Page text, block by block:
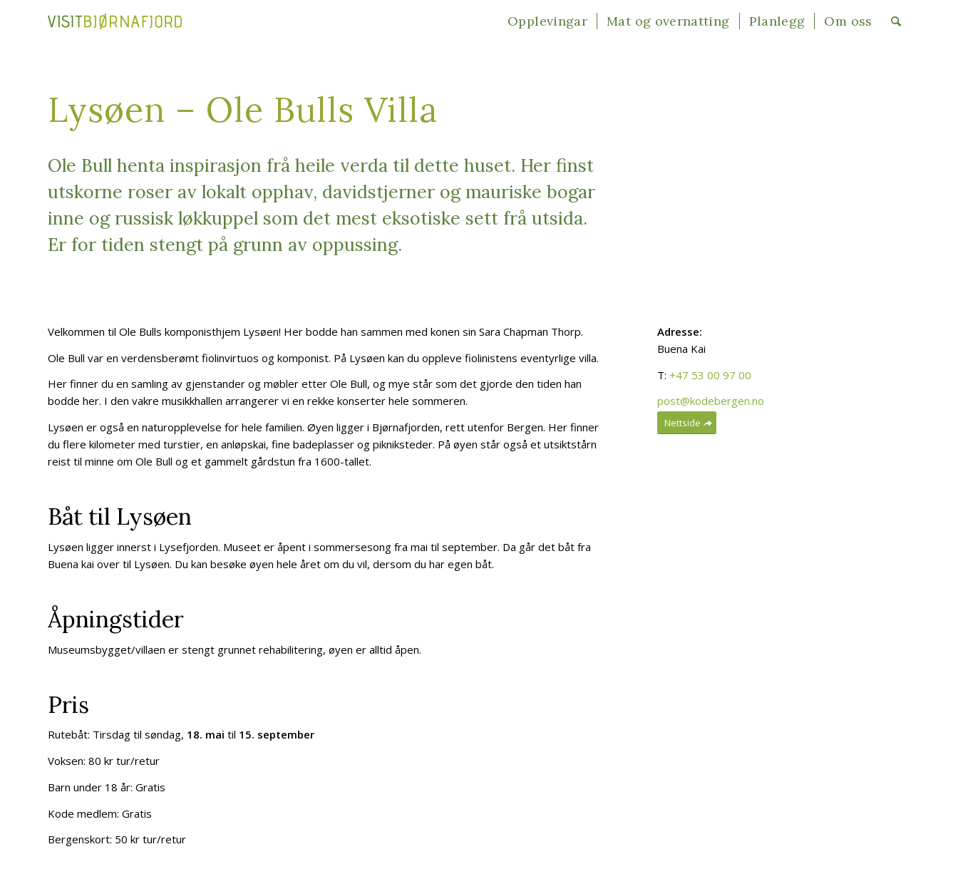
Opplevingar Mat og overnatting Planlegg Om oss
Lysøen – Ole Bulls Villa
Ole Bull henta inspirasjon frå heile verda til dette huset. Her finst
utskorne roser av lokalt opphav, davidstjerner og mauriske bogar
inne og russisk løkkuppel som det mest eksotiske sett frå utsida.
Er for tiden stengt på grunn av oppussing.
Velkommen til Ole Bulls komponisthjem Lysøen! Her bodde han sammen med konen sin Sara Chapman Thorp.
Ole Bull var en verdensberømt fiolinvirtuos og komponist. På Lysøen kan du oppleve fiolinistens eventyrlige villa.
Her finner du en samling av gjenstander og møbler etter Ole Bull, og mye står som det gjorde den tiden han
bodde her. I den vakre musikkhallen arrangerer vi en rekke konserter hele sommeren.
Lysøen er også en naturopplevelse for hele familien. Øyen ligger i Bjørnafjorden, rett utenfor Bergen. Her finner
du flere kilometer med turstier, en anløpskai, fine badeplasser og pikniksteder. På øyen står også et utsiktstårn
reist til minne om Ole Bull og et gammelt gårdstun fra 1600-tallet.
Båt til Lysøen
Lysøen ligger innerst i Lysefjorden. Museet er åpent i sommersesong fra mai til september. Da går det båt fra
Buena kai over til Lysøen. Du kan besøke øyen hele året om du vil, dersom du har egen båt.
Åpningstider
Museumsbygget/villaen er stengt grunnet rehabilitering, øyen er alltid åpen.
Pris
Rutebåt: Tirsdag til søndag, 18. mai til 15. september
Voksen: 80 kr tur/retur
Barn under 18 år: Gratis
Kode medlem: Gratis
Bergenskort: 50 kr tur/retur
Adresse:
Buena Kai
T:+47 53 00 97 00
post@kodebergen.no
Nettside